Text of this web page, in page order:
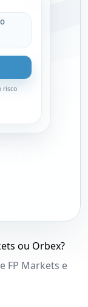
risco
ou Orbex?
FP Markets e